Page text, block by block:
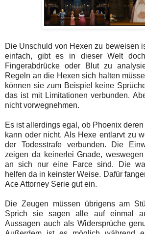
Die Unschuld von Hexen zu beweisen
einfach, gibt es in dieser Welt
Fingerabdrücke oder Blut zu
Regeln an die Hexen sich halten
können sie zum Beispiel keine
das ist mit Limitationen verbunden.
nicht vorwegnehmen.
Es ist allerdings egal, ob Phoenix
kann oder nicht. Als Hexe entlarvt zu
der Todesstrafe verbunden. Die
zeigen da keinerlei Gnade,
an sich nur eine Farce sind. Die
helfen da in keinster Weise. Dafür
Ace Attorney Serie gut ein.
Die Zeugen müssen übrigens am
Sprich sie sagen alle auf einmal
Aussagen auch als Widersprüche